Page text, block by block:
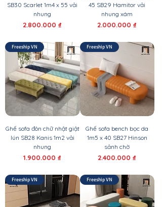
SB30 Scarlet 1m4 x 55 vải
nhung
Giá
2.800.000 ₫
45 SB29 Hamitor vải
nhung xám
Giá
2.000.000 ₫
Freeship VN
Ghế sofa đôn chữ nhật giật
lún SB28 Kanis 1m2 vải
nhung
Giá
1.900.000 ₫
Freeship VN
Ghế sofa bench bọc da
1m5 x 40 SB27 Hinson
sảnh chờ
Giá
2.400.000 ₫
Freeship VN Freeship VN